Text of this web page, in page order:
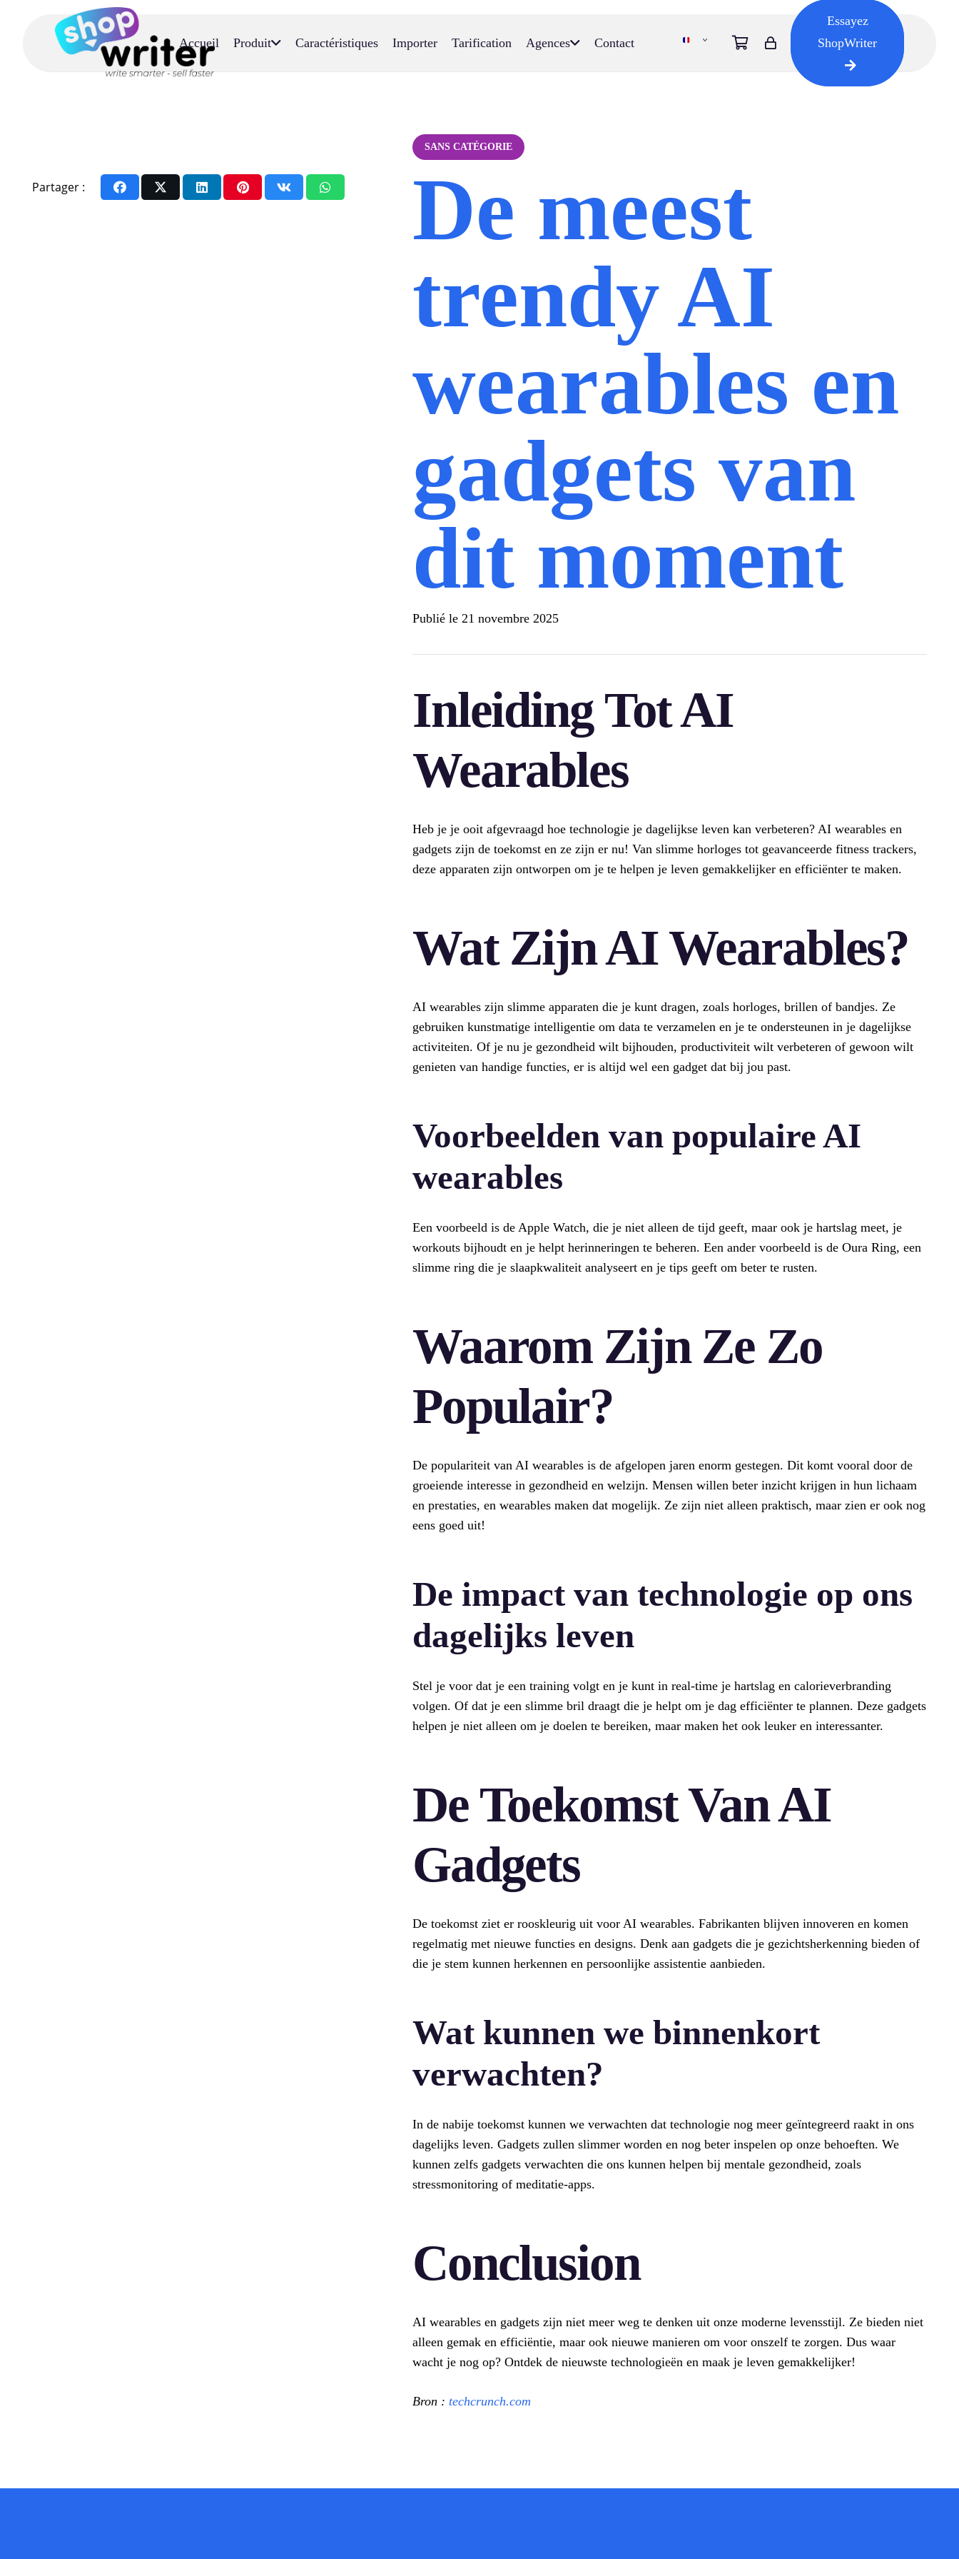
Accueil Produit Caractéristiques Importer Tarification Agences Contact
Essayez
ShopWriter
Partager :
SANS CATÉGORIE
De meest
trendy AI
wearables en
gadgets van
dit moment
Publié le 21 novembre 2025
Inleiding Tot AI
Wearables
Heb je je ooit afgevraagd hoe technologie je dagelijkse leven kan verbeteren? AI wearables en
gadgets zijn de toekomst en ze zijn er nu! Van slimme horloges tot geavanceerde fitness trackers,
deze apparaten zijn ontworpen om je te helpen je leven gemakkelijker en efficiënter te maken.
Wat Zijn AI Wearables?
AI wearables zijn slimme apparaten die je kunt dragen, zoals horloges, brillen of bandjes. Ze
gebruiken kunstmatige intelligentie om data te verzamelen en je te ondersteunen in je dagelijkse
activiteiten. Of je nu je gezondheid wilt bijhouden, productiviteit wilt verbeteren of gewoon wilt
genieten van handige functies, er is altijd wel een gadget dat bij jou past.
Voorbeelden van populaire AI
wearables
Een voorbeeld is de Apple Watch, die je niet alleen de tijd geeft, maar ook je hartslag meet, je
workouts bijhoudt en je helpt herinneringen te beheren. Een ander voorbeeld is de Oura Ring, een
slimme ring die je slaapkwaliteit analyseert en je tips geeft om beter te rusten.
Waarom Zijn Ze Zo
Populair?
De populariteit van AI wearables is de afgelopen jaren enorm gestegen. Dit komt vooral door de
groeiende interesse in gezondheid en welzijn. Mensen willen beter inzicht krijgen in hun lichaam
en prestaties, en wearables maken dat mogelijk. Ze zijn niet alleen praktisch, maar zien er ook nog
eens goed uit!
De impact van technologie op ons
dagelijks leven
Stel je voor dat je een training volgt en je kunt in real-time je hartslag en calorieverbranding
volgen. Of dat je een slimme bril draagt die je helpt om je dag efficiënter te plannen. Deze gadgets
helpen je niet alleen om je doelen te bereiken, maar maken het ook leuker en interessanter.
De Toekomst Van AI
Gadgets
De toekomst ziet er rooskleurig uit voor AI wearables. Fabrikanten blijven innoveren en komen
regelmatig met nieuwe functies en designs. Denk aan gadgets die je gezichtsherkenning bieden of
die je stem kunnen herkennen en persoonlijke assistentie aanbieden.
Wat kunnen we binnenkort
verwachten?
In de nabije toekomst kunnen we verwachten dat technologie nog meer geïntegreerd raakt in ons
dagelijks leven. Gadgets zullen slimmer worden en nog beter inspelen op onze behoeften. We
kunnen zelfs gadgets verwachten die ons kunnen helpen bij mentale gezondheid, zoals
stressmonitoring of meditatie-apps.
Conclusion
AI wearables en gadgets zijn niet meer weg te denken uit onze moderne levensstijl. Ze bieden niet
alleen gemak en efficiëntie, maar ook nieuwe manieren om voor onszelf te zorgen. Dus waar
wacht je nog op? Ontdek de nieuwste technologieën en maak je leven gemakkelijker!
Bron : techcrunch.com